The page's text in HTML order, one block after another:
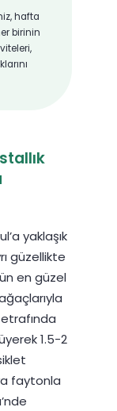
hafta
birinin
yaklaşık
güzellikte
en güzel
etrafında
1.5-2
faytonla